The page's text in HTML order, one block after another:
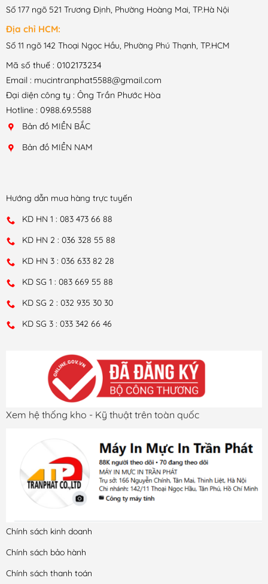
Số 177 ngõ 521 Trương Định, Phường Hoàng Mai, TP.Hà Nội
Địa chỉ HCM:
Số 11 ngõ 142 Thoại Ngọc Hầu, Phường Phú Thạnh, TP.HCM
Mã số thuế : 0102173234
Email : mucintranphat5588@gmail.com
Đại diện công ty : Ông Trần Phước Hòa
Hotline : 0988.69.5588
Bản đồ MIỀN BẮC
Bản đồ MIỀN NAM
Hướng dẫn mua hàng trực tuyến
KD HN 1 : 083 473 66 88
KD HN 2 : 036 328 55 88
KD HN 3 : 036 633 82 28
KD SG 1 : 083 669 55 88
KD SG 2 : 032 935 30 30
KD SG 3 : 033 342 66 46
Xem hệ thống kho - Kỹ thuật trên toàn quốc
Chính sách kinh doanh
Chính sách bảo hành
Chính sách thanh toán